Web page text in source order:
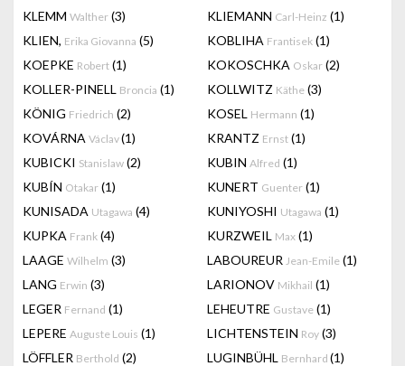
KLEMM Walther (3) KLIEMANN Carl-Heinz (1)
KLIEN, Erika Giovanna (5) KOBLIHA Frantisek (1)
KOEPKE Robert (1) KOKOSCHKA Oskar (2)
KOLLER-PINELL Broncia (1) KOLLWITZ Käthe (3)
KÖNIG Friedrich (2) KOSEL Hermann (1)
KOVÁRNA Václav(1) KRANTZ Ernst (1)
KUBICKI Stanislaw (2) KUBIN Alfred (1)
KUBÍN Otakar (1) KUNERT Guenter (1)
KUNISADA Utagawa (4) KUNIYOSHI Utagawa (1)
KUPKA Frank (4) KURZWEIL Max (1)
LAAGE Wilhelm (3) LABOUREUR Jean-Emile (1)
LANG Erwin (3) LARIONOV Mikhail (1)
LEGER Fernand (1) LEHEUTRE Gustave (1)
LEPERE Auguste Louis (1) LICHTENSTEIN Roy (3)
LÖFFLER Berthold (2) LUGINBÜHL Bernhard (1)